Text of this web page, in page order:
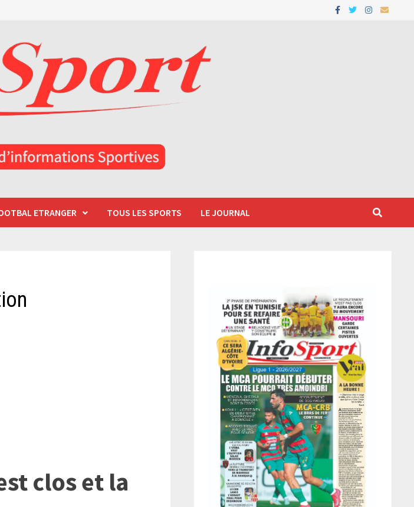
ETRANGER TOUS LES SPORTS LE JOURNAL
clos et la